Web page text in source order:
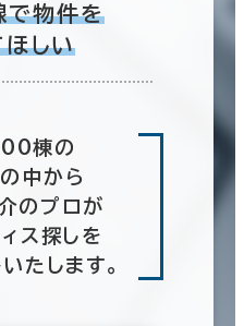
で物件を
ほしい
棟の
中から
のプロが
ス探しを
たします。